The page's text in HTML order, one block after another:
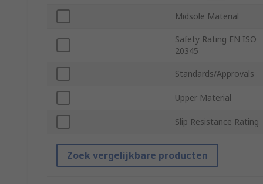
Midsole Material
Safety Rating EN ISO
20345
Standards/Approvals
Upper Material
Slip Resistance Rating
Zoek vergelijkbare producten